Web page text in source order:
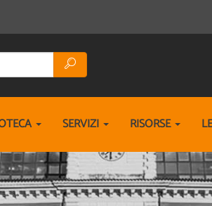
SERVIZI RISORSE